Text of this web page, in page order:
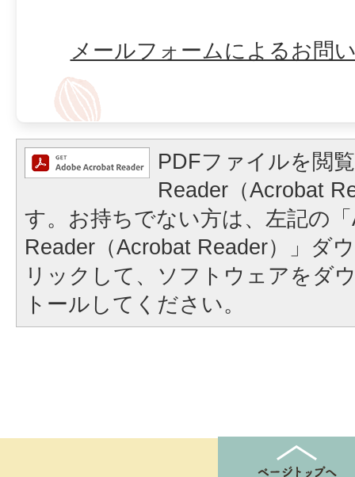
メールフォームによるお問
PDFファイルを閲
Reader（Acrobat
す。お持ちでない方は、左記の
Reader（Acrobat Reader）」ダ
リックして、ソフトウェアをダ
トールしてください。